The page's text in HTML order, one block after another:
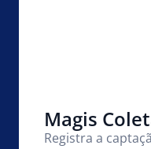
Magis
Registra a